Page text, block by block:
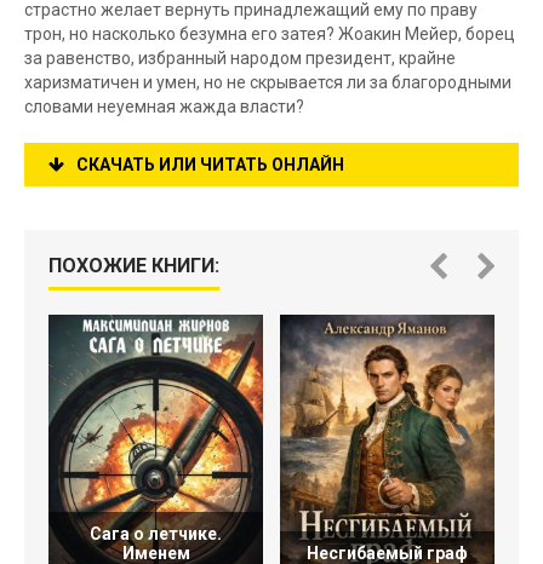
страстно желает вернуть принадлежащий ему по праву
трон, но насколько безумна его затея? Жоакин Мейер, борец
за равенство, избранный народом президент, крайне
харизматичен и умен, но не скрывается ли за благородными
словами неуемная жажда власти?
СКАЧАТЬ ИЛИ ЧИТАТЬ ОНЛАЙН
ПОХОЖИЕ КНИГИ:
Сага о летчике.
Именем
Несгибаемый граф